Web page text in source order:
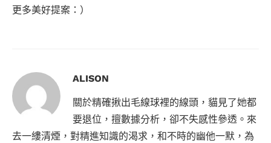
更多美好提案：）
ALISON
關於精確揪出毛線球裡的線頭，貓見了她都
要退位，擅數據分析，卻不失感性參透。來
去一縷清煙，對精進知識的渴求，和不時的幽他一默，為